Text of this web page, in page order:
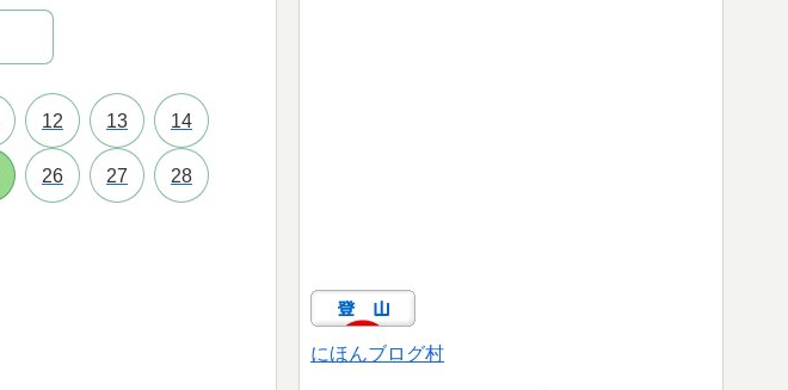
12 13 14
26 27 28
にほんブログ村